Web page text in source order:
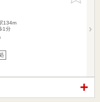
134m
1分